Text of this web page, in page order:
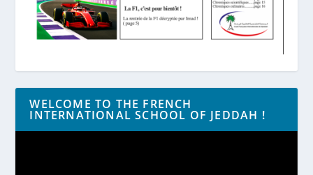
WELCOME TO THE FRENCH
INTERNATIONAL SCHOOL OF JEDDAH !
Lecteur